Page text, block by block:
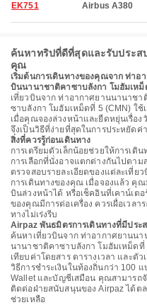
EK751 Airbus A380
ค้นหาทริปที่ดีที่สุดและรับประ
คุณ
เริ่มต้นการเดินทางของคุณจาก ท่าอ
บินนานาชาติคาซาบลังกา โมฮัมเหม็
เที่ยวบินจาก ท่าอากาศยานนานาช
ซาบลังกา โมฮัมเหม็ดที่ 5 (CMN) ใ
เมื่อคุณจองล่วงหน้าและยืดหยุ่นเรื่อง
จึงเป็นวิธีที่ง่ายที่สุดในการประหยัดค่
สิ่งที่ควรรู้ก่อนเดินทาง
การเตรียมตัวเล็กน้อยช่วยให้การเดิ
การเลือกที่นั่งอาจแตกต่างกันไปตาม
ตรวจสอบรายละเอียดของแต่ละเที่ย
การเดินทางของคุณ เมื่อจองแล้ว คุ
บินล่วงหน้าได้ หรือเช็คอินที่เคาน์เต
ของคุณมีการต่อเครื่อง ควรเผื่อเวลา
ทางไม่เร่งรีบ
Airpaz พันธมิตรการเดินทางที่มีปร
ค้นหาเที่ยวบินจาก ท่าอากาศยานน
นานาชาติคาซาบลังกา โมฮัมเหม็ดที่
เทียบค่าโดยสาร ตารางเวลา และตั
วิธีการชำระเงินในท้องถิ่นกว่า 100
Wallet และบัญชีเสมือน คุณสามารถ
ติดต่อฝ่ายสนับสนุนของ Airpaz ได้ต
ช่วยเหลือ